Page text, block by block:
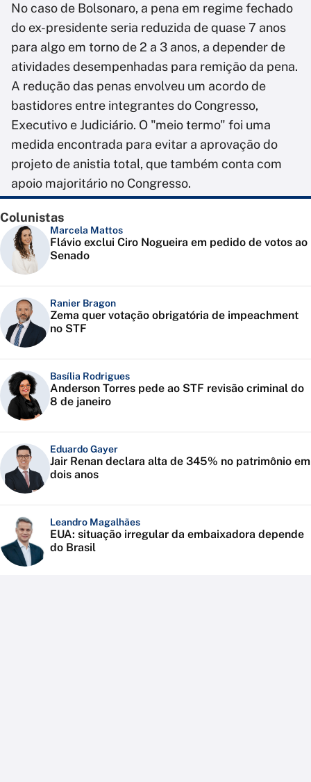
No caso de Bolsonaro, a pena em regime fechado
do ex-presidente seria reduzida de quase 7 anos
para algo em torno de 2 a 3 anos, a depender de
atividades desempenhadas para remição da pena.
A redução das penas envolveu um acordo de
bastidores entre integrantes do Congresso,
Executivo e Judiciário. O "meio termo" foi uma
medida encontrada para evitar a aprovação do
projeto de anistia total, que também conta com
apoio majoritário no Congresso.
Colunistas
Marcela Mattos
Flávio exclui Ciro Nogueira em pedido de votos ao
Senado
Ranier Bragon
Zema quer votação obrigatória de impeachment
no STF
Basília Rodrigues
Anderson Torres pede ao STF revisão criminal do
8 de janeiro
Eduardo Gayer
Jair Renan declara alta de 345% no patrimônio em
dois anos
Leandro Magalhães
EUA: situação irregular da embaixadora depende
do Brasil